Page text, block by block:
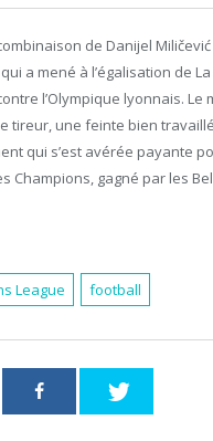
de Danijel
a mené à l’égalisation de
l’Olympique lyonnais. Le
tireur, une feinte bien
qui s’est avérée payante
Champions, gagné par les
League football